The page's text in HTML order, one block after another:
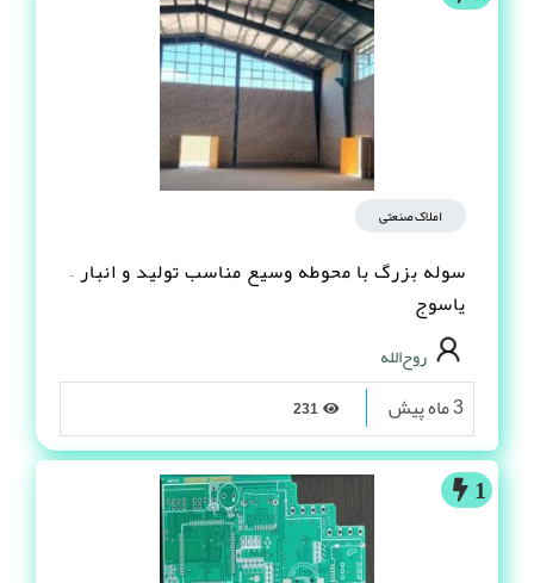
املاک صنعتی
سوله بزرگ با محوطه وسیع مناسب تولید و انبار –
یاسوج
روح‌الله
3 ماه پیش
1